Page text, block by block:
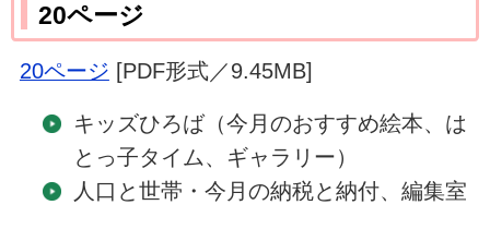
20ページ
20ページ [PDF形式／9.45MB]
キッズひろば（今月のおすすめ絵本、は
とっ子タイム、ギャラリー）
人口と世帯・今月の納税と納付、編集室